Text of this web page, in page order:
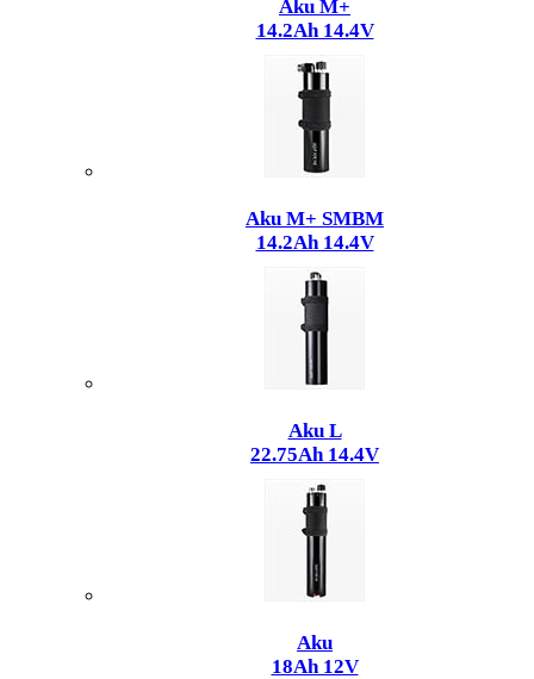
Aku M+
14.2Ah 14.4V
Aku M+ SMBM
14.2Ah 14.4V
Aku L
22.75Ah 14.4V
Aku
18Ah 12V